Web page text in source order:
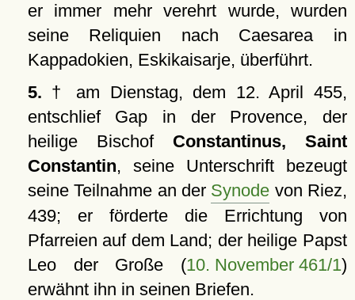
er immer mehr verehrt wurde, wurden
seine Reliquien nach Caesarea in
Kappadokien, Eskikaisarje, überführt.
5. † am Dienstag, dem 12. April 455,
entschlief Gap in der Provence, der
heilige Bischof Constantinus, Saint
Constantin, seine Unterschrift bezeugt
seine Teilnahme an der Synode von Riez,
439; er förderte die Errichtung von
Pfarreien auf dem Land; der heilige Papst
Leo der Große (10. November 461/1)
erwähnt ihn in seinen Briefen.